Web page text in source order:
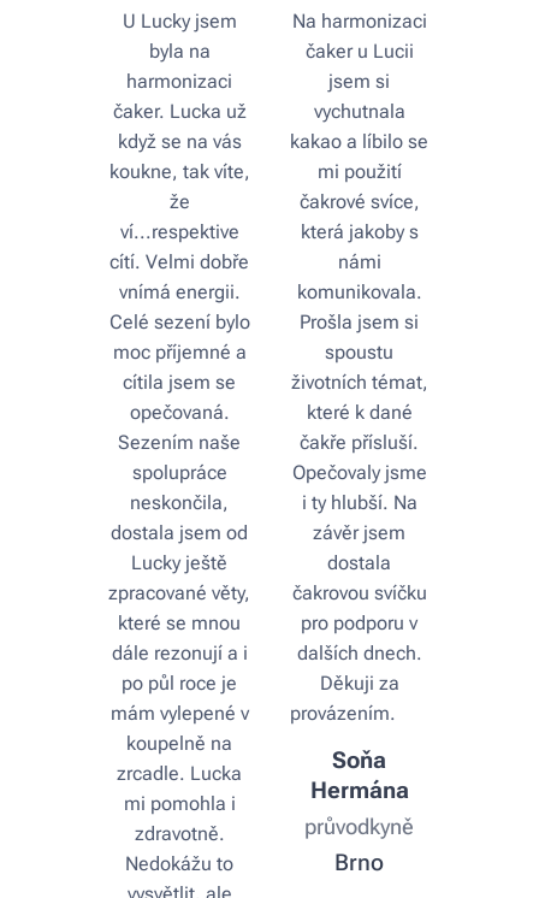
U Lucky jsem
byla na
harmonizaci
čaker. Lucka už
když se na vás
koukne, tak víte,
že
ví...respektive
cítí. Velmi dobře
vnímá energii.
Celé sezení bylo
moc příjemné a
cítila jsem se
opečovaná.
Sezením naše
spolupráce
neskončila,
dostala jsem od
Lucky ještě
zpracované věty,
které se mnou
dále rezonují a i
po půl roce je
mám vylepené v
koupelně na
zrcadle. Lucka
mi pomohla i
zdravotně.
Nedokážu to
Na harmonizaci
čaker u Lucii
jsem si
vychutnala
kakao a líbilo se
mi použití
čakrové svíce,
která jakoby s
námi
komunikovala.
Prošla jsem si
spoustu
životních témat,
které k dané
čakře přísluší.
Opečovaly jsme
i ty hlubší. Na
závěr jsem
dostala
čakrovou svíčku
pro podporu v
dalších dnech.
Děkuji za
provázením. ♥️
Soňa
Hermána
průvodkyně
Brno